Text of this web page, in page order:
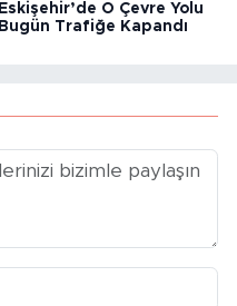
Eskişehir’de O Çevre Yolu
Bugün Trafiğe Kapandı